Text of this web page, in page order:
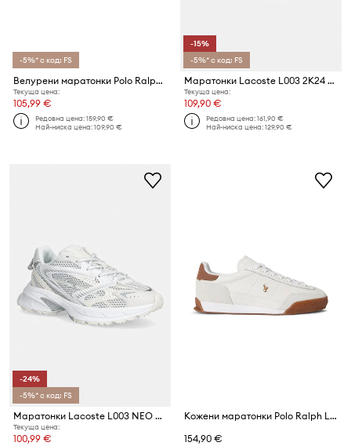
-5%* с код: FS
Велурени маратонки Polo Ralph Lauren Masters Crt
Текуща цена:
105,99 €
Редовна цена:159,90 €
Най-ниска цена:109,90 €
-15%
-5%* с код: FS
Маратонки Lacoste L003 2K24 Sneakers
Текуща цена:
109,90 €
Редовна цена:161,90 €
Най-ниска цена:129,90 €
-24%
-5%* с код: FS
Маратонки Lacoste L003 NEO SHOT
Текуща цена:
100,99 €
Кожени маратонки Polo Ralph Lauren Hester
154,90 €